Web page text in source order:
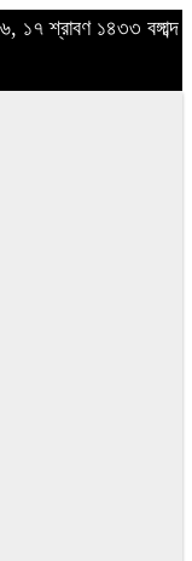
১৭ শ্রাবণ ১৪৩৩ বঙ্গাব্দ